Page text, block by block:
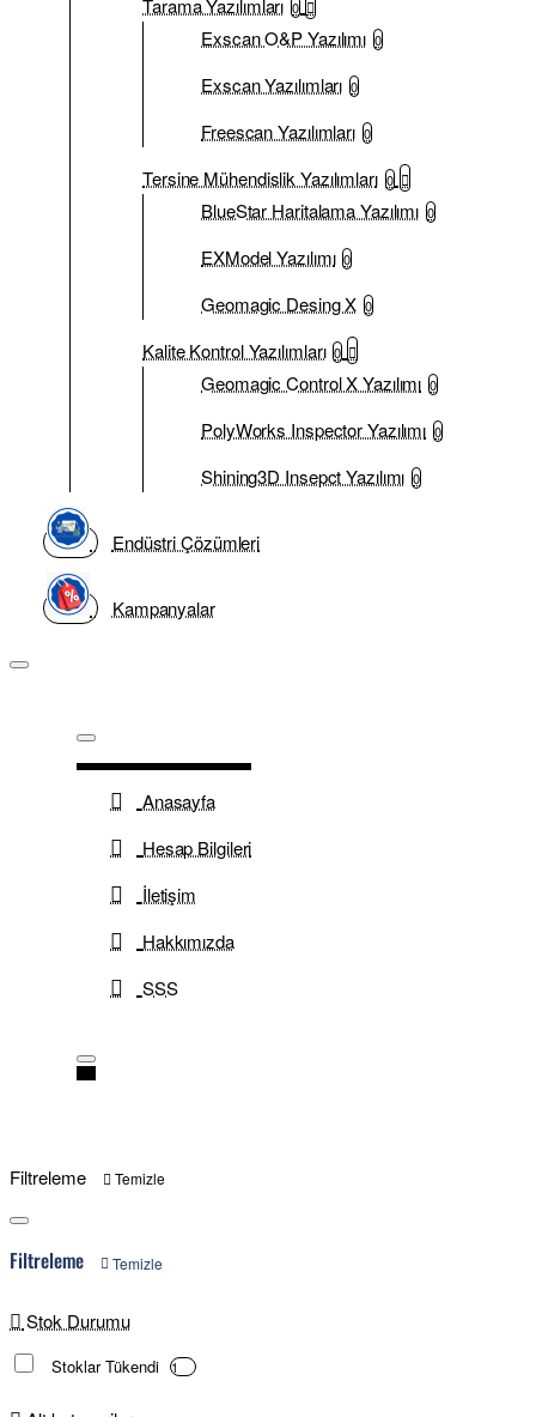
Tarama Yazılımları 0
Exscan O&P Yazılımı 0
Exscan Yazılımları 0
Freescan Yazılımları 0
Tersine Mühendislik Yazılımları 0
BlueStar Haritalama Yazılımı 0
EXModel Yazılımı 0
Geomagic Desing X 0
Kalite Kontrol Yazılımları 0
Geomagic Control X Yazılımı 0
PolyWorks Inspector Yazılımı 0
Shining3D Insepct Yazılımı 0
Endüstri Çözümleri
Kampanyalar
Anasayfa
Hesap Bilgileri
İletişim
Hakkımızda
SSS
Filtreleme Temizle
Filtreleme Temizle
Stok Durumu
Stoklar Tükendi 1